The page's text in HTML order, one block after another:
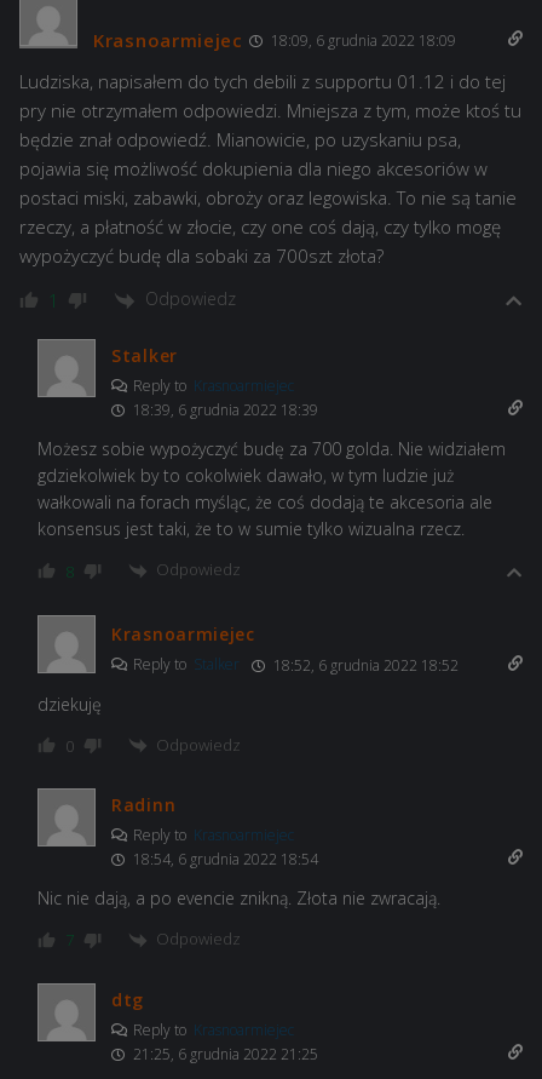
Krasnoarmiejec 18:09, 6 grudnia 2022 18:09
Ludziska, napisałem do tych debili z supportu 01.12 i do tej
pry nie otrzymałem odpowiedzi. Mniejsza z tym, może ktoś tu
będzie znał odpowiedź. Mianowicie, po uzyskaniu psa,
pojawia się możliwość dokupienia dla niego akcesoriów w
postaci miski, zabawki, obroży oraz legowiska. To nie są tanie
rzeczy, a płatność w złocie, czy one coś dają, czy tylko mogę
wypożyczyć budę dla sobaki za 700szt złota?
1 Odpowiedz
Stalker
Reply to Krasnoarmiejec
18:39, 6 grudnia 2022 18:39
Możesz sobie wypożyczyć budę za 700 golda. Nie widziałem
gdziekolwiek by to cokolwiek dawało, w tym ludzie już
wałkowali na forach myśląc, że coś dodają te akcesoria ale
konsensus jest taki, że to w sumie tylko wizualna rzecz.
8 Odpowiedz
Krasnoarmiejec
Reply to Stalker 18:52, 6 grudnia 2022 18:52
dziekuję
0 Odpowiedz
Radinn
Reply to Krasnoarmiejec
18:54, 6 grudnia 2022 18:54
Nic nie dają, a po evencie znikną. Złota nie zwracają.
7 Odpowiedz
dtg
Reply to Krasnoarmiejec
21:25, 6 grudnia 2022 21:25